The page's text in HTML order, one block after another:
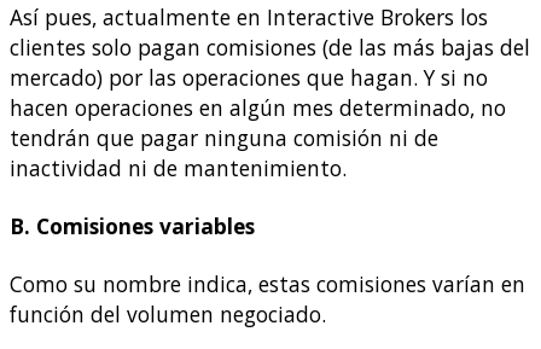
Así pues, actualmente en Interactive Brokers los
clientes solo pagan comisiones (de las más bajas del
mercado) por las operaciones que hagan. Y si no
hacen operaciones en algún mes determinado, no
tendrán que pagar ninguna comisión ni de
inactividad ni de mantenimiento.
B. Comisiones variables
Como su nombre indica, estas comisiones varían en
función del volumen negociado.